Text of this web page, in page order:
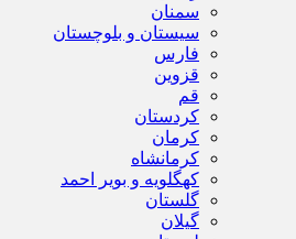
سمنان
سیستان و بلوچستان
فارس
قزوین
قم
کردستان
کرمان
کرمانشاه
کهگلویه و بویر احمد
گلستان
گیلان